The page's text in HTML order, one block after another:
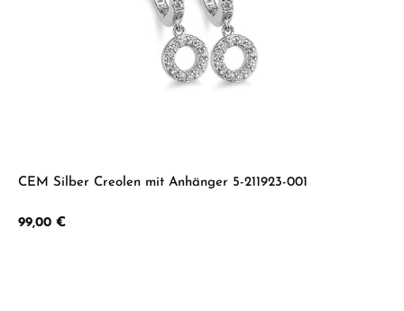
CEM Silber Creolen mit Anhänger 5-211923-001
Regulärer Preis:
99,00 €